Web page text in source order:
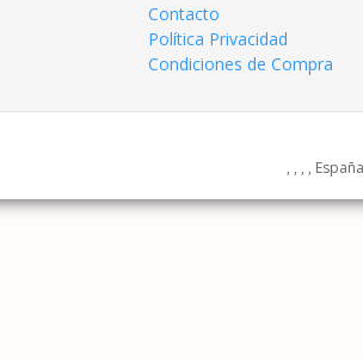
Contacto
Política Privacidad
Condiciones de Compra
, , , ,